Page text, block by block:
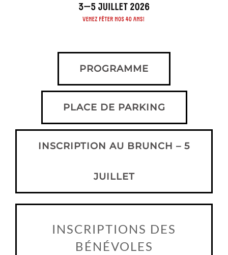
PROGRAMME
PLACE DE PARKING
INSCRIPTION AU BRUNCH – 5
JUILLET
INSCRIPTIONS DES
BÉNÉVOLES